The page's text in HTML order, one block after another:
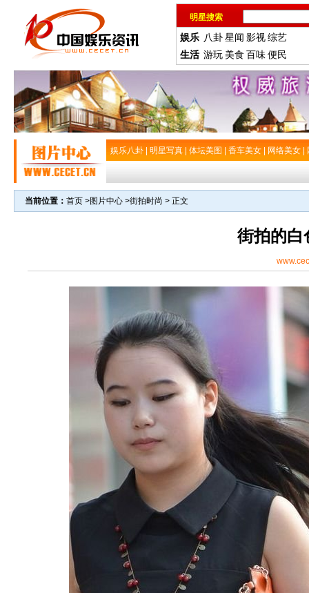
明星搜索
娱乐 八卦星闻 影视综艺
生活 游玩 美食 百味便民
娱乐八卦 明星写真 体坛美图 香车美女 网络美女
当前位置： 首页 >图片中心 >街拍时尚 > 正文
街拍的白